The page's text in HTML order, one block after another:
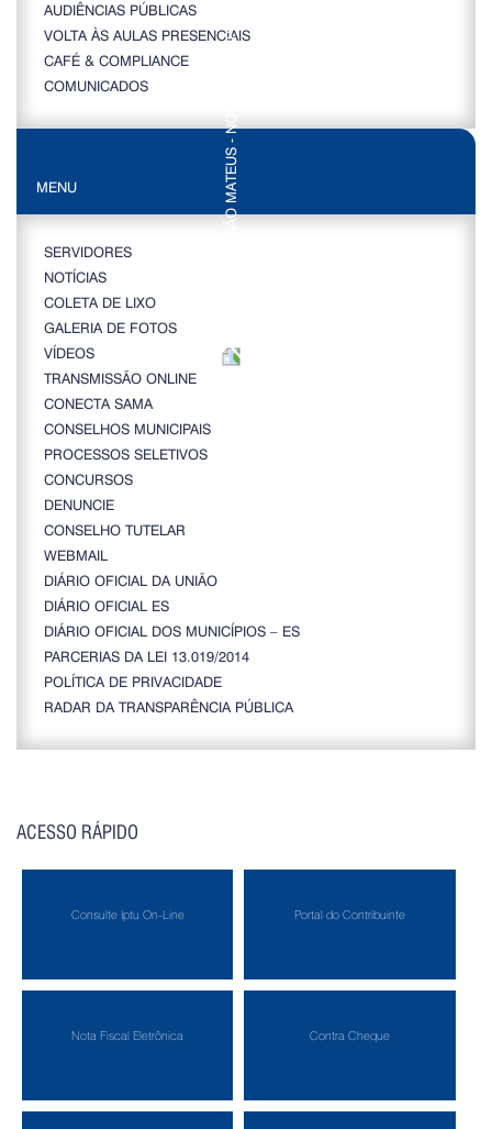
AUDIÊNCIAS PÚBLICAS
VOLTA ÀS AULAS PRESENCIAIS
CAFÉ & COMPLIANCE
COMUNICADOS
MENU
SERVIDORES
NOTÍCIAS
COLETA DE LIXO
GALERIA DE FOTOS
VÍDEOS
TRANSMISSÃO ONLINE
CONECTA SAMA
CONSELHOS MUNICIPAIS
PROCESSOS SELETIVOS
CONCURSOS
DENUNCIE
CONSELHO TUTELAR
WEBMAIL
DIÁRIO OFICIAL DA UNIÃO
DIÁRIO OFICIAL ES
DIÁRIO OFICIAL DOS MUNICÍPIOS – ES
PARCERIAS DA LEI 13.019/2014
POLÍTICA DE PRIVACIDADE
RADAR DA TRANSPARÊNCIA PÚBLICA
ACESSO RÁPIDO
Consulte Iptu On-Line Portal do Contribuinte
Nota Fiscal Eletrônica Contra Cheque